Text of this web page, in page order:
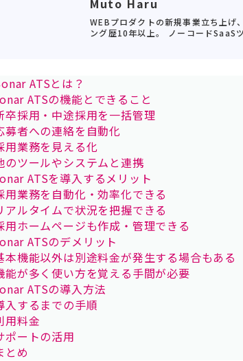
Muto Haru
WEBプロダクトの新規事業立ち上げ
ング歴10年以上。 ノーコードSaaS
ATSとは？
ATSの機能とできること
卒採用・中途採用を一括管理
募者への連絡を自動化
用業務を見える化
のツールやシステムと連携
ATSを導入するメリット
用業務を自動化・効率化できる
アルタイムで状況を把握できる
用ホームページも作成・管理できる
ATSのデメリット
本機能以外は別途料金が発生する場合もある
能が多く使い方を覚える手間が必要
ATSの導入方法
入するまでの手順
用料金
ポートの活用
とめ